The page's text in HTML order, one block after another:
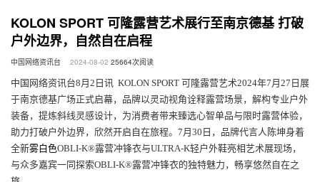
KOLON SPORT 可隆露营艺术展行至南京德基 打破
户外边界，自然自在启程
中国网络资讯台 2024-08-02 25664次阅读
中国网络资讯台8月2日讯 KOLON SPORT 可隆露营艺术2024年7月27日 展
于南京德基广场正式启幕，品牌以灵动视角诠释露营场景，解构专业户外
装备，提炼斜线灵感设计，为消费者带来臻选心智单品与限时露营体验，
助力打破户外边界，欣然开启自在旅程。7月30日，品牌代言人陈坤身着
全新雾白色OBLI-K®露营冲锋衣与ULTRA-K轻户外鞋亮相艺术展现场，
与众多嘉宾一同探索OBLI-K®露营冲锋衣的独特魅力，畅享悠然自在之